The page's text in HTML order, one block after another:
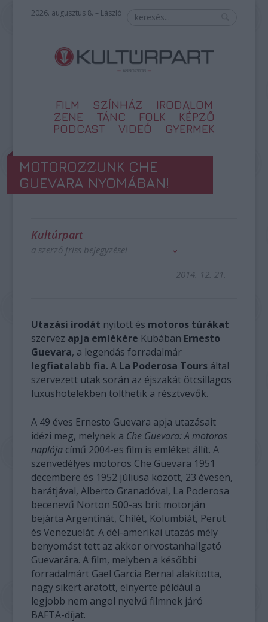
2026. augusztus 8. – László
FILM SZÍNHÁZ
IRODALOM
ZENE
TÁNC FOLK
KÉPZŐ
PODCAST
VIDEÓ GYERMEK
MOTOROZZUNK CHE
GUEVARA NYOMÁBAN!
Kultúrpart
a szerző friss bejegyzései
2014. 12. 21.
Utazási irodát nyitott és motoros túrákat
szervez apja emlékére Kubában Ernesto
Guevara, a legendás forradalmár
legfiatalabb fia.A La Poderosa Tours által
szervezett utak során az éjszakát ötcsillagos
luxushotelekben tölthetik a résztvevők.
A 49 éves Ernesto Guevara apja utazásait
idézi meg, melynek a Che Guevara: A motoros
naplója című 2004-es film is emléket állít. A
szenvedélyes motoros Che Guevara 1951
decembere és 1952 júliusa között, 23 évesen,
barátjával, Alberto Granadóval, La Poderosa
becenevű Norton 500-as brit motorján
bejárta Argentínát, Chilét, Kolumbiát, Perut
és Venezuelát. A dél-amerikai utazás mély
benyomást tett az akkor orvostanhallgató
Guevarára. A film, melyben a későbbi
forradalmárt Gael Garcia Bernal alakította,
nagy sikert aratott, elnyerte például a
legjobb nem angol nyelvű filmnek járó
BAFTA-díjat.